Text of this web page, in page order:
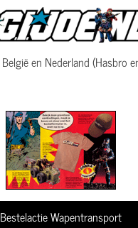
België en Nederland (Hasbro
Bestelactie Wapentransport